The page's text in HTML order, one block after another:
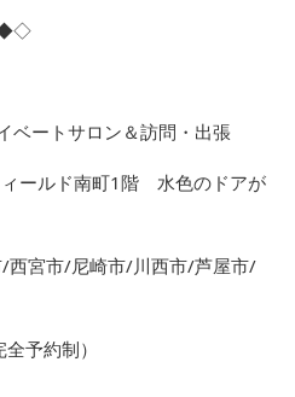
ベートサロン＆訪問・出張
ールド南町1階 水色のドアが
西宮市/尼崎市/川西市/芦屋市/
予約制）